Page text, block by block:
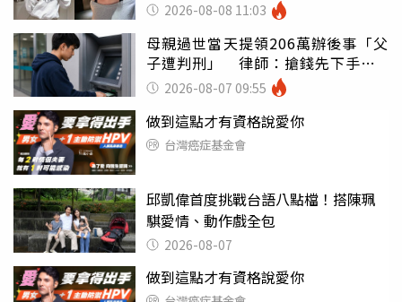
2026-08-08 11:03
母親過世當天提領206萬辦後事「父
子遭判刑」 律師：搶錢先下手是
罪 2026-08-07 09:55
做到這點才有資格說愛你
台灣癌症基金會
邱凱偉首度挑戰台語八點檔！搭陳珮
騏愛情、動作戲全包
2026-08-07
做到這點才有資格說愛你